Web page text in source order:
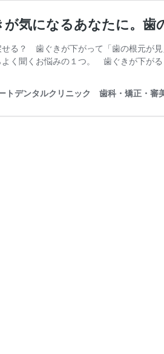
気になるあなたに。歯
る？ 歯ぐきが下がって「歯の根元が
よく聞くお悩みの１つ。 歯ぐきが下が
トデンタルクリニック 歯科・矯正・審